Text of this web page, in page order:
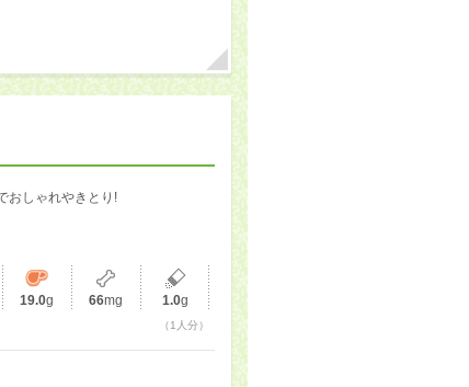
おしゃれやきとり!
19.0g 66mg 1.0g
（1人分）